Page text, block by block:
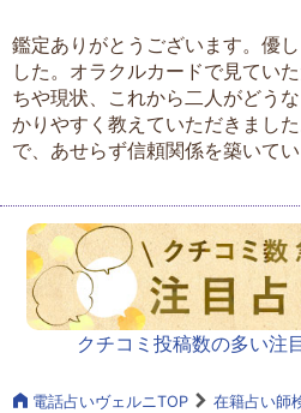
鑑定ありがとうございます。優
した。オラクルカードで見てい
ちや現状、これから二人がどう
かりやすく教えていただきまし
で、あせらず信頼関係を築いてい
クチコミ投稿数の多い注
電話占いヴェルニTOP 在籍占い師